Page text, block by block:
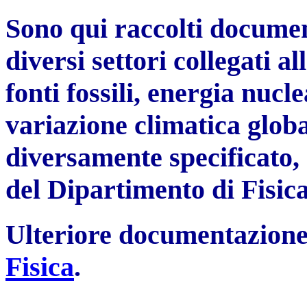
Sono qui raccolti
diversi settori collegati
fonti fossili, energia
variazione climatica
diversamente
del Dipartimento di
Ulteriore
Fisica.